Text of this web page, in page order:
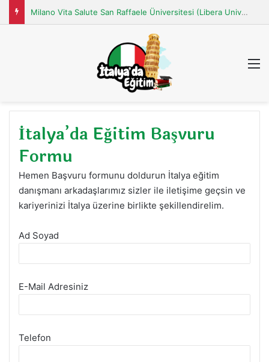
Milano Vita Salute San Raffaele Üniversitesi (Libera Università “Vita Salute S. Raffaele” MILANO)
İtalya’da Eğitim Başvuru
Formu
Hemen Başvuru formunu doldurun İtalya eğitim
danışmanı arkadaşlarımız sizler ile iletişime geçsin ve
kariyerinizi İtalya üzerine birlikte şekillendirelim.
Ad Soyad
E-Mail Adresiniz
Telefon